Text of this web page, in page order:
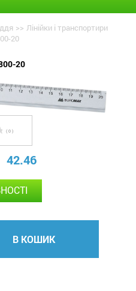
>> Лінійки і транспортири
20
20
( 0 )
42.46
В КОШИК